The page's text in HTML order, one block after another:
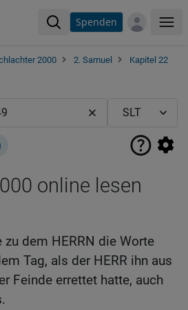
Spenden
2000 2. Samuel
Kapitel 22
online lesen
zu dem HERRN die Worte
Tag, als der HERR ihn aus
Feinde errettet hatte, auch